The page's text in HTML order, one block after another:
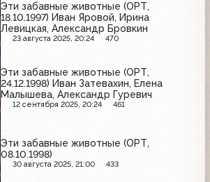
Эти забавные животные (ОРТ,
18.10.1997) Иван Яровой, Ирина
Левицкая, Александр Бровкин
23 августа 2025, 20:24 470
Эти забавные животные (ОРТ,
24.12.1998) Иван Затевахин, Елена
Малышева, Александр Гуревич
12 сентября 2025, 20:24 461
Эти забавные животные (ОРТ,
08.10.1998)
30 августа 2025, 21:00 433